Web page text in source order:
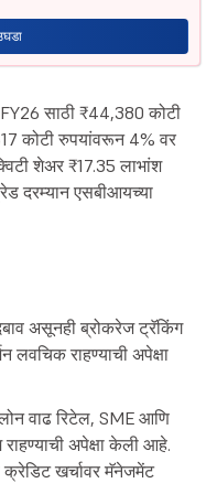
साठी ₹44,380 कोटी
कोटी रुपयांवरून 4% वर
शेअर ₹17.35 लाभांश
दरम्यान एसबीआयच्या
असूनही ब्रोकरेज ट्रॅकिंग
लवचिक राहण्याची अपेक्षा
वाढ रिटेल, SME आणि
अपेक्षा केली आहे.
क्रेडिट खर्चावर मॅनेजमेंट